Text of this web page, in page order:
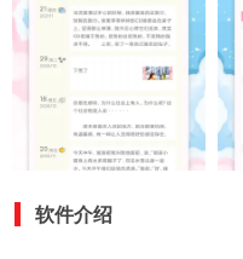
软件介绍